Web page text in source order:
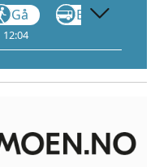
Gå
12:04
Buss